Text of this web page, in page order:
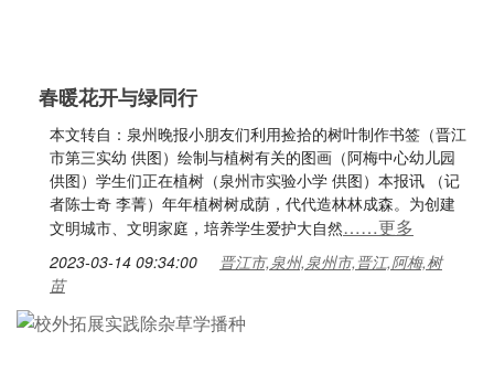
春暖花开与绿同行
本文转自：泉州晚报小朋友们利用捡拾的树叶制作书签（晋江
市第三实幼 供图）绘制与植树有关的图画（阿梅中心幼儿园
供图）学生们正在植树（泉州市实验小学 供图）本报讯 （记
者陈士奇 李菁）年年植树树成荫，代代造林林成森。为创建
文明城市、文明家庭，培养学生爱护大自然……更多
2023-03-14 09:34:00
晋江市,泉州,泉州市,晋江,阿梅,树
苗